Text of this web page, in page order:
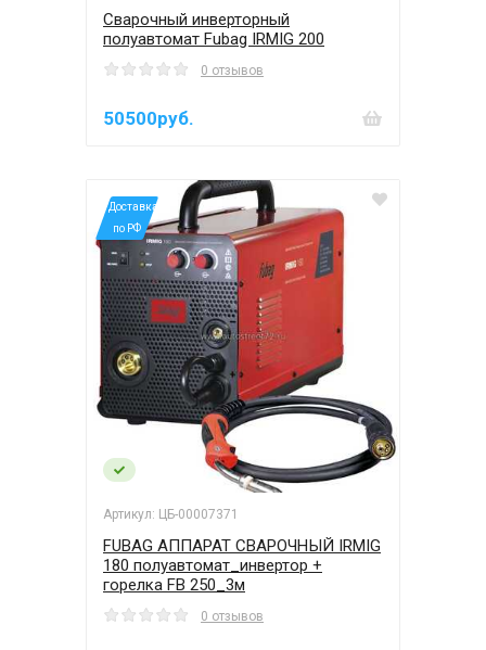
Сварочный инверторный
полуавтомат Fubag IRMIG 200
0 отзывов
50500руб.
*Доставка
по РФ
Артикул: ЦБ-00007371
FUBAG АППАРАТ СВАРОЧНЫЙ IRMIG
180 полуавтомат_инвертор +
горелка FB 250_3м
0 отзывов